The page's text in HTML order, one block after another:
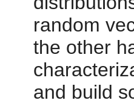
random
the other
and build